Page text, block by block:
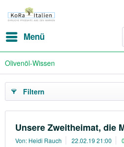
Menü
Olivenöl-Wissen
Filtern
Unsere Zweitheimat, die
Von: Heidi Rauch 22.02.19 21:00